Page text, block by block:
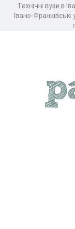
Технічні вузи в
Івано-